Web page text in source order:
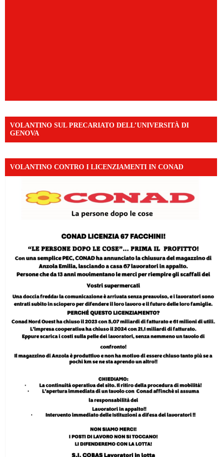
VOLANTINO SUL PRECARIATO DELL’UNIVERSITÀ DI
GENOVA
VOLANTINO CONTRO I LICENZIAMENTI IN CONAD